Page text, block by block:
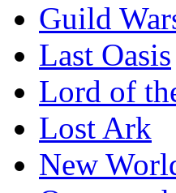
Guild
Last Oasis
Lord of
Lost Ark
New